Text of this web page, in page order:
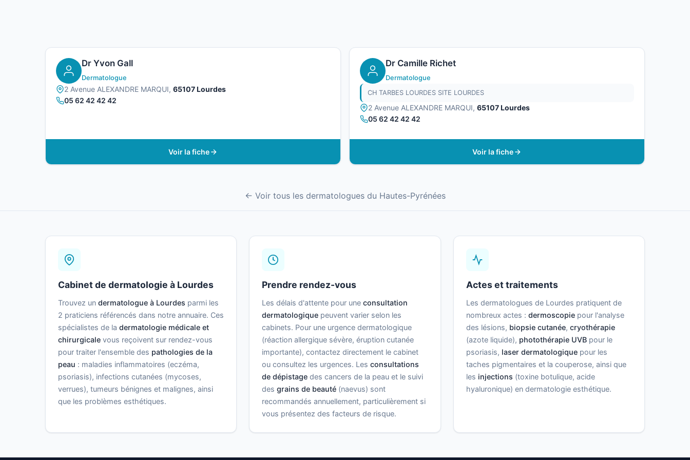
Dr Yvon Gall
Dermatologue
2 Avenue ALEXANDRE MARQUI, 65107 Lourdes
05 62 42 42 42
Voir la fiche
Dr Camille Richet
Dermatologue
CH TARBES LOURDES SITE LOURDES
2 Avenue ALEXANDRE MARQUI, 65107 Lourdes
05 62 42 42 42
Voir la fiche
← Voir tous les dermatologues du Hautes-Pyrénées
Cabinet de dermatologie à Lourdes
Trouvez un dermatologue à Lourdes parmi les
2 praticiens référencés dans notre annuaire. Ces
spécialistes de la dermatologie médicale et
chirurgicale vous reçoivent sur rendez-vous
pour traiter l'ensemble des pathologies de la
peau : maladies inflammatoires (eczéma,
psoriasis), infections cutanées (mycoses,
verrues), tumeurs bénignes et malignes, ainsi
que les problèmes esthétiques.
Prendre rendez-vous
Les délais d'attente pour uneconsultation
dermatologique peuvent varier selon les
cabinets. Pour une urgence dermatologique
(réaction allergique sévère, éruption cutanée
importante), contactez directement le cabinet
ou consultez les urgences. Lesconsultations
de dépistage des cancers de la peau et le suivi
desgrains de beauté (naevus) sont
recommandés annuellement, particulièrement si
vous présentez des facteurs de risque.
Actes et traitements
Les dermatologues de Lourdes pratiquent de
nombreux actes : dermoscopiepour l'analyse
des lésions, biopsie cutanée, cryothérapie
(azote liquide), photothérapie UVBpour le
psoriasis, laser dermatologiquepour les
taches pigmentaires et la couperose, ainsi que
les injections (toxine botulique, acide
hyaluronique) en dermatologie esthétique.